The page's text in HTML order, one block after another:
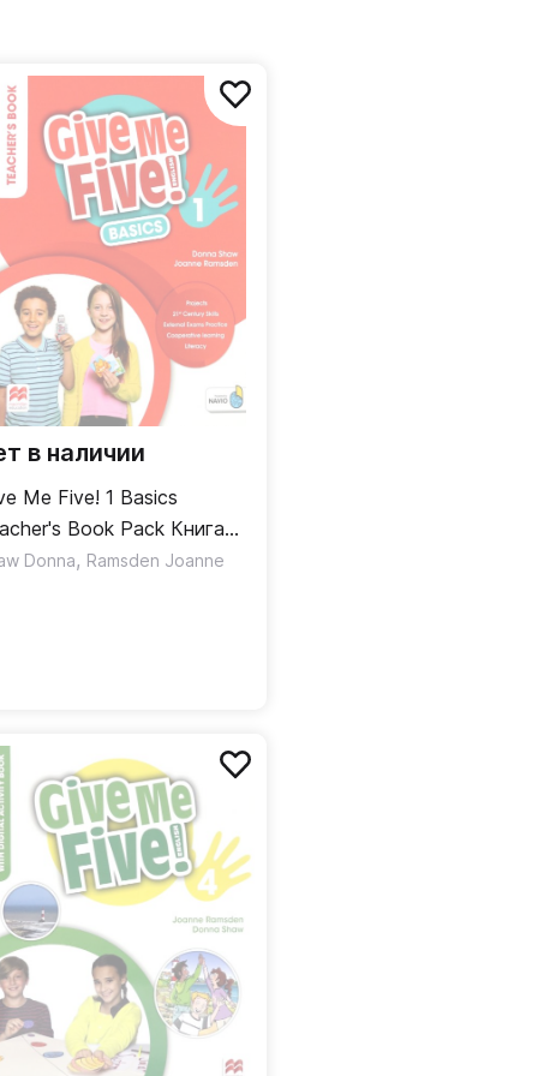
в наличии
Me Five! 1 Basics
Book Pack Книга
учителя
Donna, Ramsden Joanne